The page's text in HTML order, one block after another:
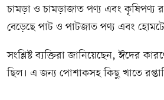
চামড়া ও চামড়াজাত পণ্য এবং কৃষিপণ্য
বেড়েছে পাট ও পাটজাত পণ্য এবং
সংশ্লিষ্ট ব্যক্তিরা জানিয়েছেন, ঈদের
ছিল। এ জন্য পোশাকসহ কিছু খাতে